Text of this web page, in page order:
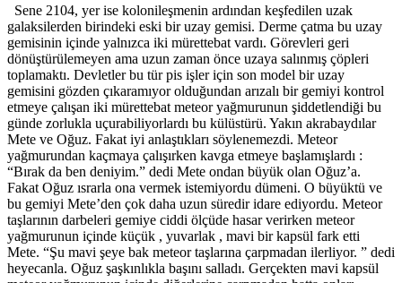
Sene 2104, yer ise kolonileşmenin ardından keşfedilen uzak
galaksilerden birindeki eski bir uzay gemisi. Derme çatma bu uzay
gemisinin içinde yalnızca iki mürettebat vardı. Görevleri geri
dönüştürülemeyen ama uzun zaman önce uzaya salınmış çöpleri
toplamaktı. Devletler bu tür pis işler için son model bir uzay
gemisini gözden çıkaramıyor olduğundan arızalı bir gemiyi kontrol
etmeye çalışan iki mürettebat meteor yağmurunun şiddetlendiği bu
günde zorlukla uçurabiliyorlardı bu külüstürü. Yakın akrabaydılar
Mete ve Oğuz. Fakat iyi anlaştıkları söylenemezdi. Meteor
yağmurundan kaçmaya çalışırken kavga etmeye başlamışlardı :
“Bırak da ben deniyim.” dedi Mete ondan büyük olan Oğuz’a.
Fakat Oğuz ısrarla ona vermek istemiyordu dümeni. O büyüktü ve
bu gemiyi Mete’den çok daha uzun süredir idare ediyordu. Meteor
taşlarının darbeleri gemiye ciddi ölçüde hasar verirken meteor
yağmurunun içinde küçük , yuvarlak , mavi bir kapsül fark etti
Mete. “Şu mavi şeye bak meteor taşlarına çarpmadan ilerliyor. ” dedi
heyecanla. Oğuz şaşkınlıkla başını salladı. Gerçekten mavi kapsül